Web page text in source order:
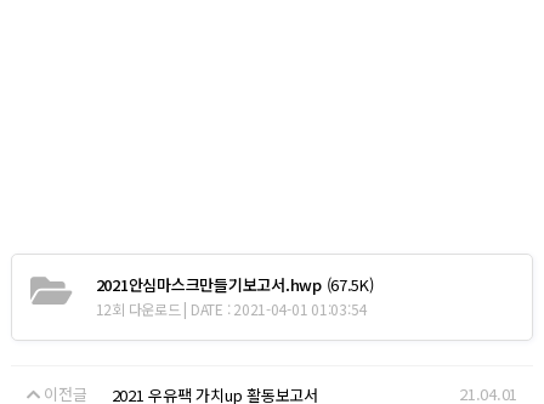
2021안심마스크만들기보고서.hwp(67.5K)
12회 다운로드 | DATE : 2021-04-01 01:03:54
이전글 2021 우유팩 가치up 활동보고서 21.04.01